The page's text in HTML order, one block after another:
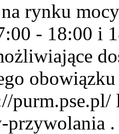
rynku
- 18:00 i
przywolania